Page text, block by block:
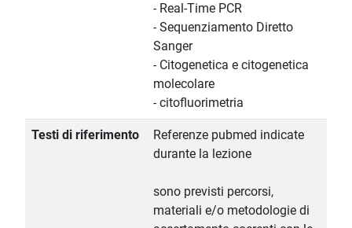
- Real-Time PCR
- Sequenziamento Diretto
Sanger
- Citogenetica e citogenetica
molecolare
- citofluorimetria
Testi di riferimento
Referenze pubmed indicate
durante la lezione
sono previsti percorsi,
materiali e/o metodologie di